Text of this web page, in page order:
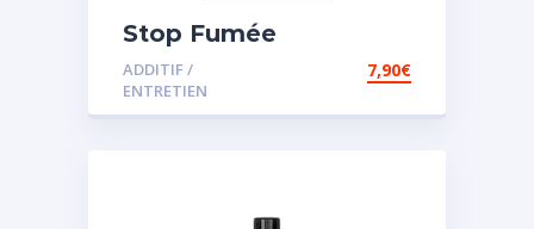
Stop Fumée
ADDITIF /
ENTRETIEN
7,90€